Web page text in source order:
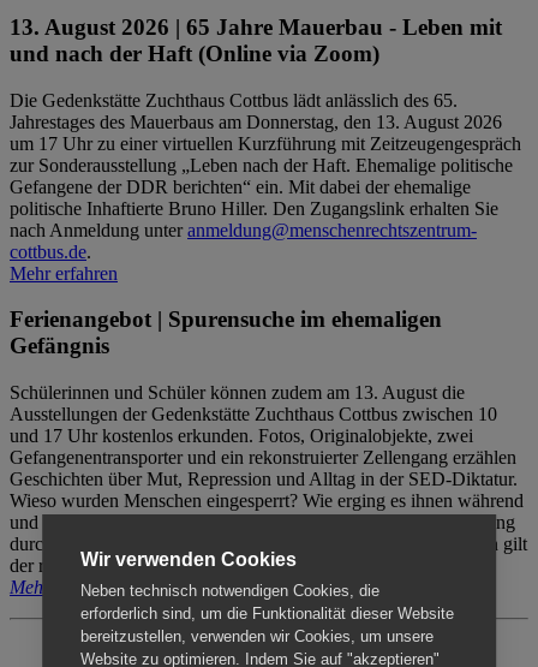
13. August 2026 | 65 Jahre Mauerbau - Leben mit
und nach der Haft (Online via Zoom)
Die Gedenkstätte Zuchthaus Cottbus lädt anlässlich des 65.
Jahrestages des Mauerbaus am Donnerstag, den 13. August 2026
um 17 Uhr zu einer virtuellen Kurzführung mit Zeitzeugengespräch
zur Sonderausstellung „Leben nach der Haft. Ehemalige politische
Gefangene der DDR berichten“ ein. Mit dabei der ehemalige
politische Inhaftierte Bruno Hiller. Den Zugangslink erhalten Sie
nach Anmeldung unteranmeldung@menschenrechtszentrum-
cottbus.de.
Mehr erfahren
Ferienangebot | Spurensuche im ehemaligen
Gefängnis
Schülerinnen und Schüler können zudem am 13. August die
Ausstellungen der Gedenkstätte Zuchthaus Cottbus zwischen 10
und 17 Uhr kostenlos erkunden. Fotos, Originalobjekte, zwei
Gefangenentransporter und ein rekonstruierter Zellengang erzählen
Geschichten über Mut, Repression und Alltag in der SED-Diktatur.
Wieso wurden Menschen eingesperrt? Wie erging es ihnen während
und nach der Haft? Der Besuch erfolgt individuell ohne Betreuung
durch das Menschenrechtszentrum Cottbus. Für Begleitpersonen gilt
der reguläre Eintritt (8€ / ermäßigt 5€).
Mehr erfahren
Wir verwenden Cookies
Neben technisch notwendigen Cookies, die
erforderlich sind, um die Funktionalität dieser Website
bereitzustellen, verwenden wir Cookies, um unsere
Website zu optimieren. Indem Sie auf "akzeptieren"